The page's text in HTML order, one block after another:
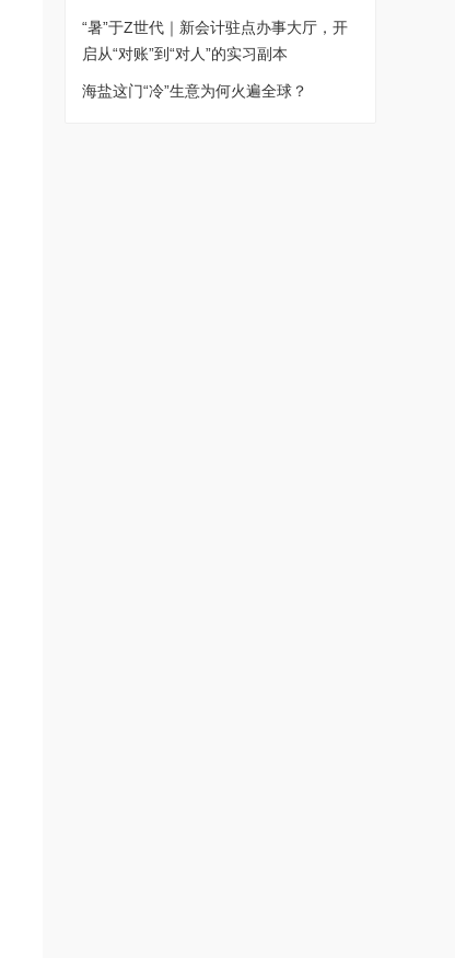
“暑”于Z世代｜新会计驻点办事大厅，开
启从“对账”到“对人”的实习副本
海盐这门“冷”生意为何火遍全球？